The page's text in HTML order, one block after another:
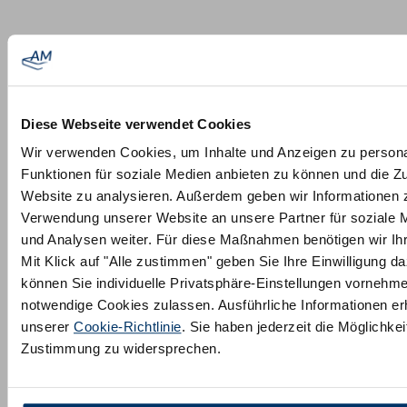
Diese Webseite verwendet Cookies
Wir verwenden Cookies, um Inhalte und Anzeigen zu
Funktionen für soziale Medien anbieten zu können und die
Website zu analysieren. Außerdem geben wir Informationen
Verwendung unserer Website an unsere Partner für soziale
und Analysen weiter. Für diese Maßnahmen benötigen wir
Mit Klick auf "Alle zustimmen" geben Sie Ihre Einwilligung
können Sie individuelle Privatsphäre-Einstellungen
notwendige Cookies zulassen. Ausführliche Informationen
unserer Cookie-Richtlinie. Sie haben jederzeit die
Zustimmung zu widersprechen.